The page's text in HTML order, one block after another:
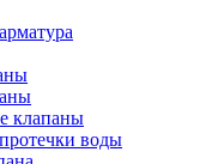
клапаны
воды